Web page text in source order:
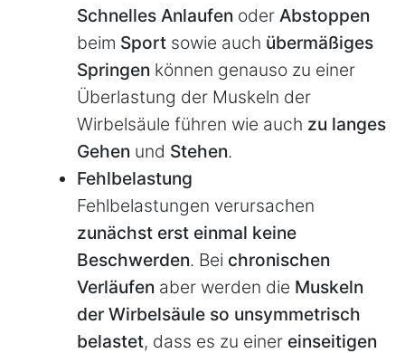
Schnelles Anlaufen oder Abstoppen
beim Sport sowie auch übermäßiges
Springen können genauso zu einer
Überlastung der Muskeln der
Wirbelsäule führen wie auch zu langes
Gehen und Stehen.
Fehlbelastung
Fehlbelastungen verursachen
zunächst erst einmal keine
Beschwerden. Bei chronischen
Verläufen aber werden die Muskeln
der Wirbelsäule so unsymmetrisch
belastet, dass es zu einer einseitigen